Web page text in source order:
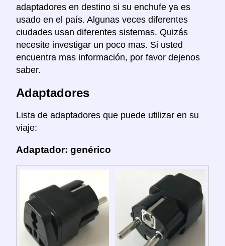
adaptadores en destino si su enchufe ya es
usado en el país. Algunas veces diferentes
ciudades usan diferentes sistemas. Quizás
necesite investigar un poco mas. Si usted
encuentra mas información, por favor dejenos
saber.
Adaptadores
Lista de adaptadores que puede utilizar en su
viaje:
Adaptador: genérico